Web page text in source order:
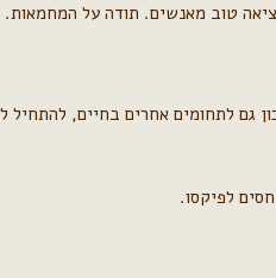
טוב מאנשים. תודה על המחמאות.
גם לתחומים אחרים בחיים, להתחיל
לפיקסו.